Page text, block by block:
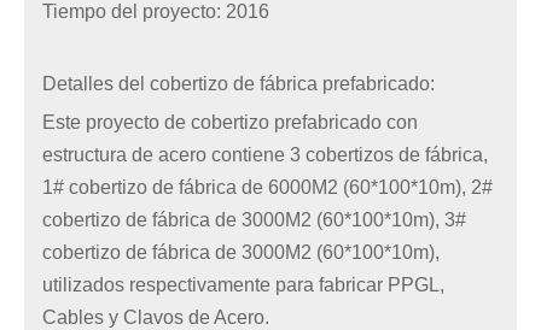
Tiempo del proyecto: 2016
Detalles del cobertizo de fábrica prefabricado:
Este proyecto de cobertizo prefabricado con
estructura de acero contiene 3 cobertizos de fábrica,
1# cobertizo de fábrica de 6000M2 (60*100*10m), 2#
cobertizo de fábrica de 3000M2 (60*100*10m), 3#
cobertizo de fábrica de 3000M2 (60*100*10m),
utilizados respectivamente para fabricar PPGL,
Cables y Clavos de Acero.